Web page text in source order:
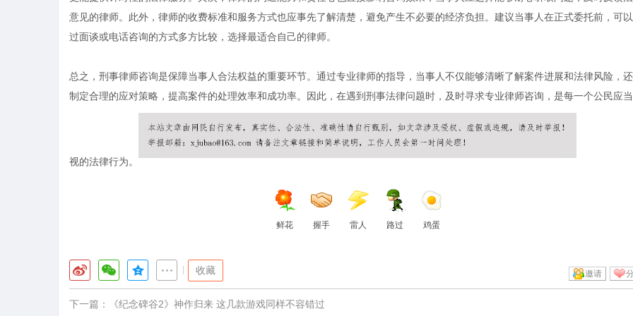
意见的律师。此外，律师的收费标准和服务方式也应事先了解清楚，避免产生不必要的经济负担。建议当事人在正式委托前，可
过面谈或电话咨询的方式多方比较，选择最适合自己的律师。
总之，刑事律师咨询是保障当事人合法权益的重要环节。通过专业律师的指导，当事人不仅能够清晰了解案件进展和法律风险，
制定合理的应对策略，提高案件的处理效率和成功率。因此，在遇到刑事法律问题时，及时寻求专业律师咨询，是每一个公民应
视的法律行为。
鲜花 握手 雷人 路过 鸡蛋
收藏 邀请
下一篇： 《纪念碑谷2》神作归来 这几款游戏同样不容错过